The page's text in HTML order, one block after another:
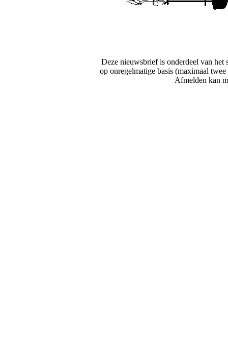
Deze nieuwsbrief is onderdeel van het
op onregelmatige basis (maximaal
Afmelden kan